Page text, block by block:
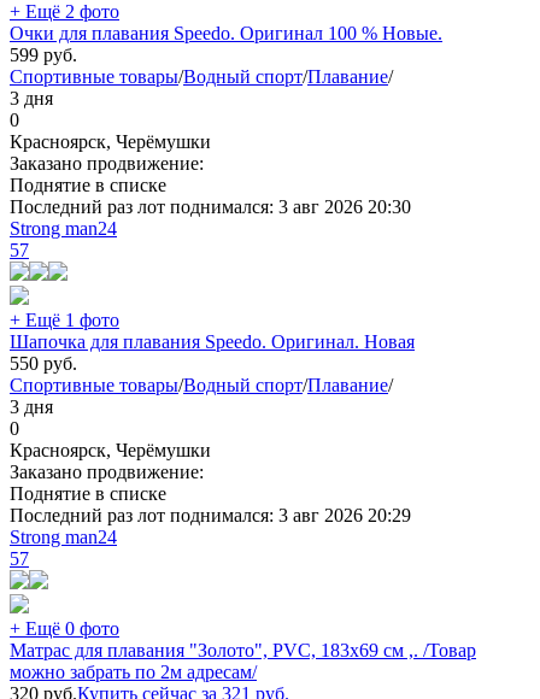
+ Ещё 2 фото
Очки для плавания Speedo. Оригинал 100 % Новые.
599 руб.
Спортивные товары/Водный спорт/Плавание/
3 дня
0
Красноярск, Черёмушки
Заказано продвижение:
Поднятие в списке
Последний раз лот поднимался: 3 авг 2026 20:30
Strong man24
57
+ Ещё 1 фото
Шапочка для плавания Speedo. Оригинал. Новая
550 руб.
Спортивные товары/Водный спорт/Плавание/
3 дня
0
Красноярск, Черёмушки
Заказано продвижение:
Поднятие в списке
Последний раз лот поднимался: 3 авг 2026 20:29
Strong man24
57
+ Ещё 0 фото
Матрас для плавания "Золото", PVC, 183х69 см ,. /Товар
можно забрать по 2м адресам/
320 руб.Купить сейчас за 321 руб.